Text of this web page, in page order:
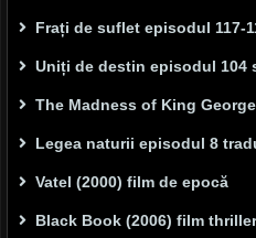
Frați de suflet episodul 117-
Uniți de destin episodul 104
The Madness of King
Legea naturii episodul 8
Vatel (2000) film de epocă
Black Book (2006) film